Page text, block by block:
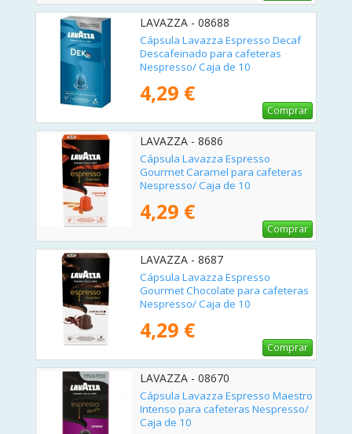
LAVAZZA - 08688
Cápsula Lavazza Espresso Decaf
Descafeinado para cafeteras
Nespresso/ Caja de 10
4,29 €
Comprar
LAVAZZA - 8686
Cápsula Lavazza Espresso
Gourmet Caramel para cafeteras
Nespresso/ Caja de 10
4,29 €
Comprar
LAVAZZA - 8687
Cápsula Lavazza Espresso
Gourmet Chocolate para cafeteras
Nespresso/ Caja de 10
4,29 €
Comprar
LAVAZZA - 08670
Cápsula Lavazza Espresso Maestro
Intenso para cafeteras Nespresso/
Caja de 10